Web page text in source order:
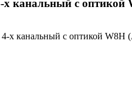
канальный с оптикой
х канальный с оптикой W8H